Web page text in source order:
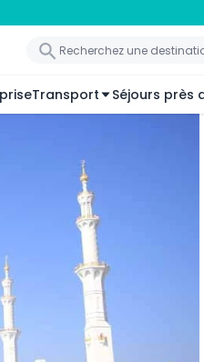
Transport Séjours près